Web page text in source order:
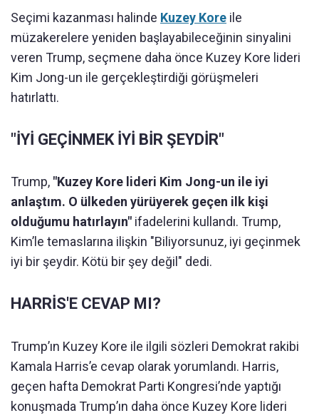
Seçimi kazanması halinde Kuzey Kore ile
müzakerelere yeniden başlayabileceğinin sinyalini
veren Trump, seçmene daha önce Kuzey Kore lideri
Kim Jong-un ile gerçekleştirdiği görüşmeleri
hatırlattı.
"İYİ GEÇİNMEK İYİ BİR ŞEYDİR"
Trump, "Kuzey Kore lideri Kim Jong-un ile iyi
anlaştım. O ülkeden yürüyerek geçen ilk kişi
olduğumu hatırlayın" ifadelerini kullandı. Trump,
Kim’le temaslarına ilişkin "Biliyorsunuz, iyi geçinmek
iyi bir şeydir. Kötü bir şey değil" dedi.
HARRİS'E CEVAP MI?
Trump’ın Kuzey Kore ile ilgili sözleri Demokrat rakibi
Kamala Harris’e cevap olarak yorumlandı. Harris,
geçen hafta Demokrat Parti Kongresi’nde yaptığı
konuşmada Trump’ın daha önce Kuzey Kore lideri